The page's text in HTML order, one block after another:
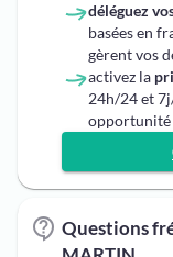
déléguez
basées en
gèrent vos
activez la
24h/24 et
opportunité
Questions